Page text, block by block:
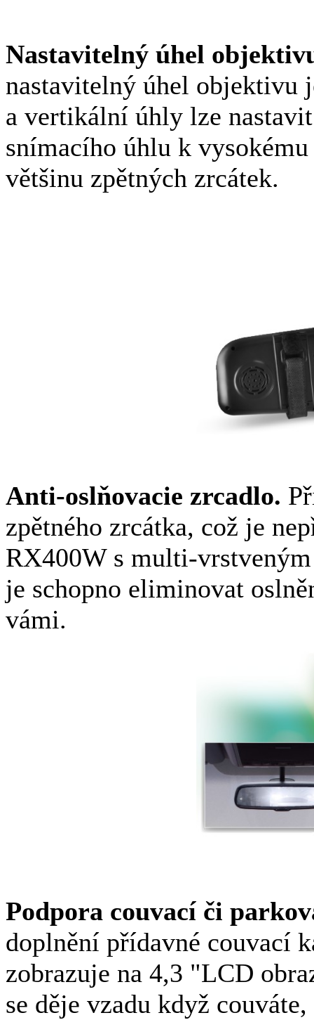
Nastavitelný úhel
nastavitelný úhel objektivu
a vertikální úhly lze
snímacího úhlu k
většinu zpětných zrcátek.
Anti-oslňovacie zrcadlo.
zpětného zrcátka, což je
RX400W s multi-
je schopno eliminovat
vámi.
Podpora couvací či
doplnění přídavné couvací
zobrazuje na 4,3 "LCD
se děje vzadu když